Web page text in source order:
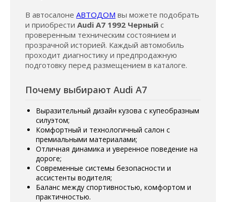
В автосалоне АВТОДОМ вы можете подобрать
и приобрести Audi A7 1992 Черный с
проверенным техническим состоянием и
прозрачной историей. Каждый автомобиль
проходит диагностику и предпродажную
подготовку перед размещением в каталоге.
Почему выбирают Audi A7
Выразительный дизайн кузова с купеобразным
силуэтом;
Комфортный и технологичный салон с
премиальными материалами;
Отличная динамика и уверенное поведение на
дороге;
Современные системы безопасности и
ассистенты водителя;
Баланс между спортивностью, комфортом и
практичностью.